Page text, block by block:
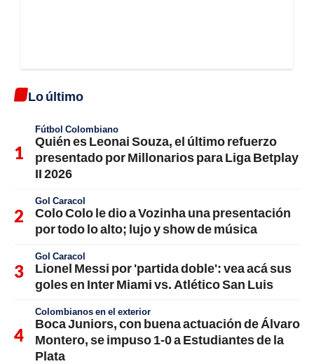
Lo último
Fútbol Colombiano
Quién es Leonai Souza, el último refuerzo
presentado por Millonarios para Liga Betplay
II 2026
Gol Caracol
Colo Colo le dio a Vozinha una presentación
por todo lo alto; lujo y show de música
Gol Caracol
Lionel Messi por 'partida doble': vea acá sus
goles en Inter Miami vs. Atlético San Luis
Colombianos en el exterior
Boca Juniors, con buena actuación de Álvaro
Montero, se impuso 1-0 a Estudiantes de la
Plata